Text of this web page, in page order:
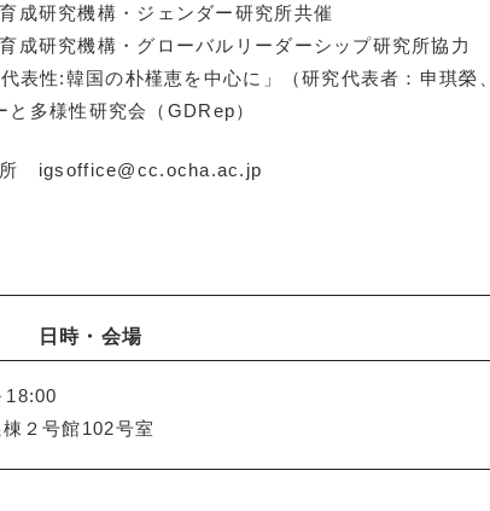
成研究機構・ジェンダー研究所共催
成研究機構・グローバルリーダーシップ研究所協力
表性:韓国の朴槿恵を中心に」（研究代表者：申琪榮、
多様性研究会（GDRep）
所 igsoffice@cc.ocha.ac.jp
日時・会場
18:00
２号館102号室